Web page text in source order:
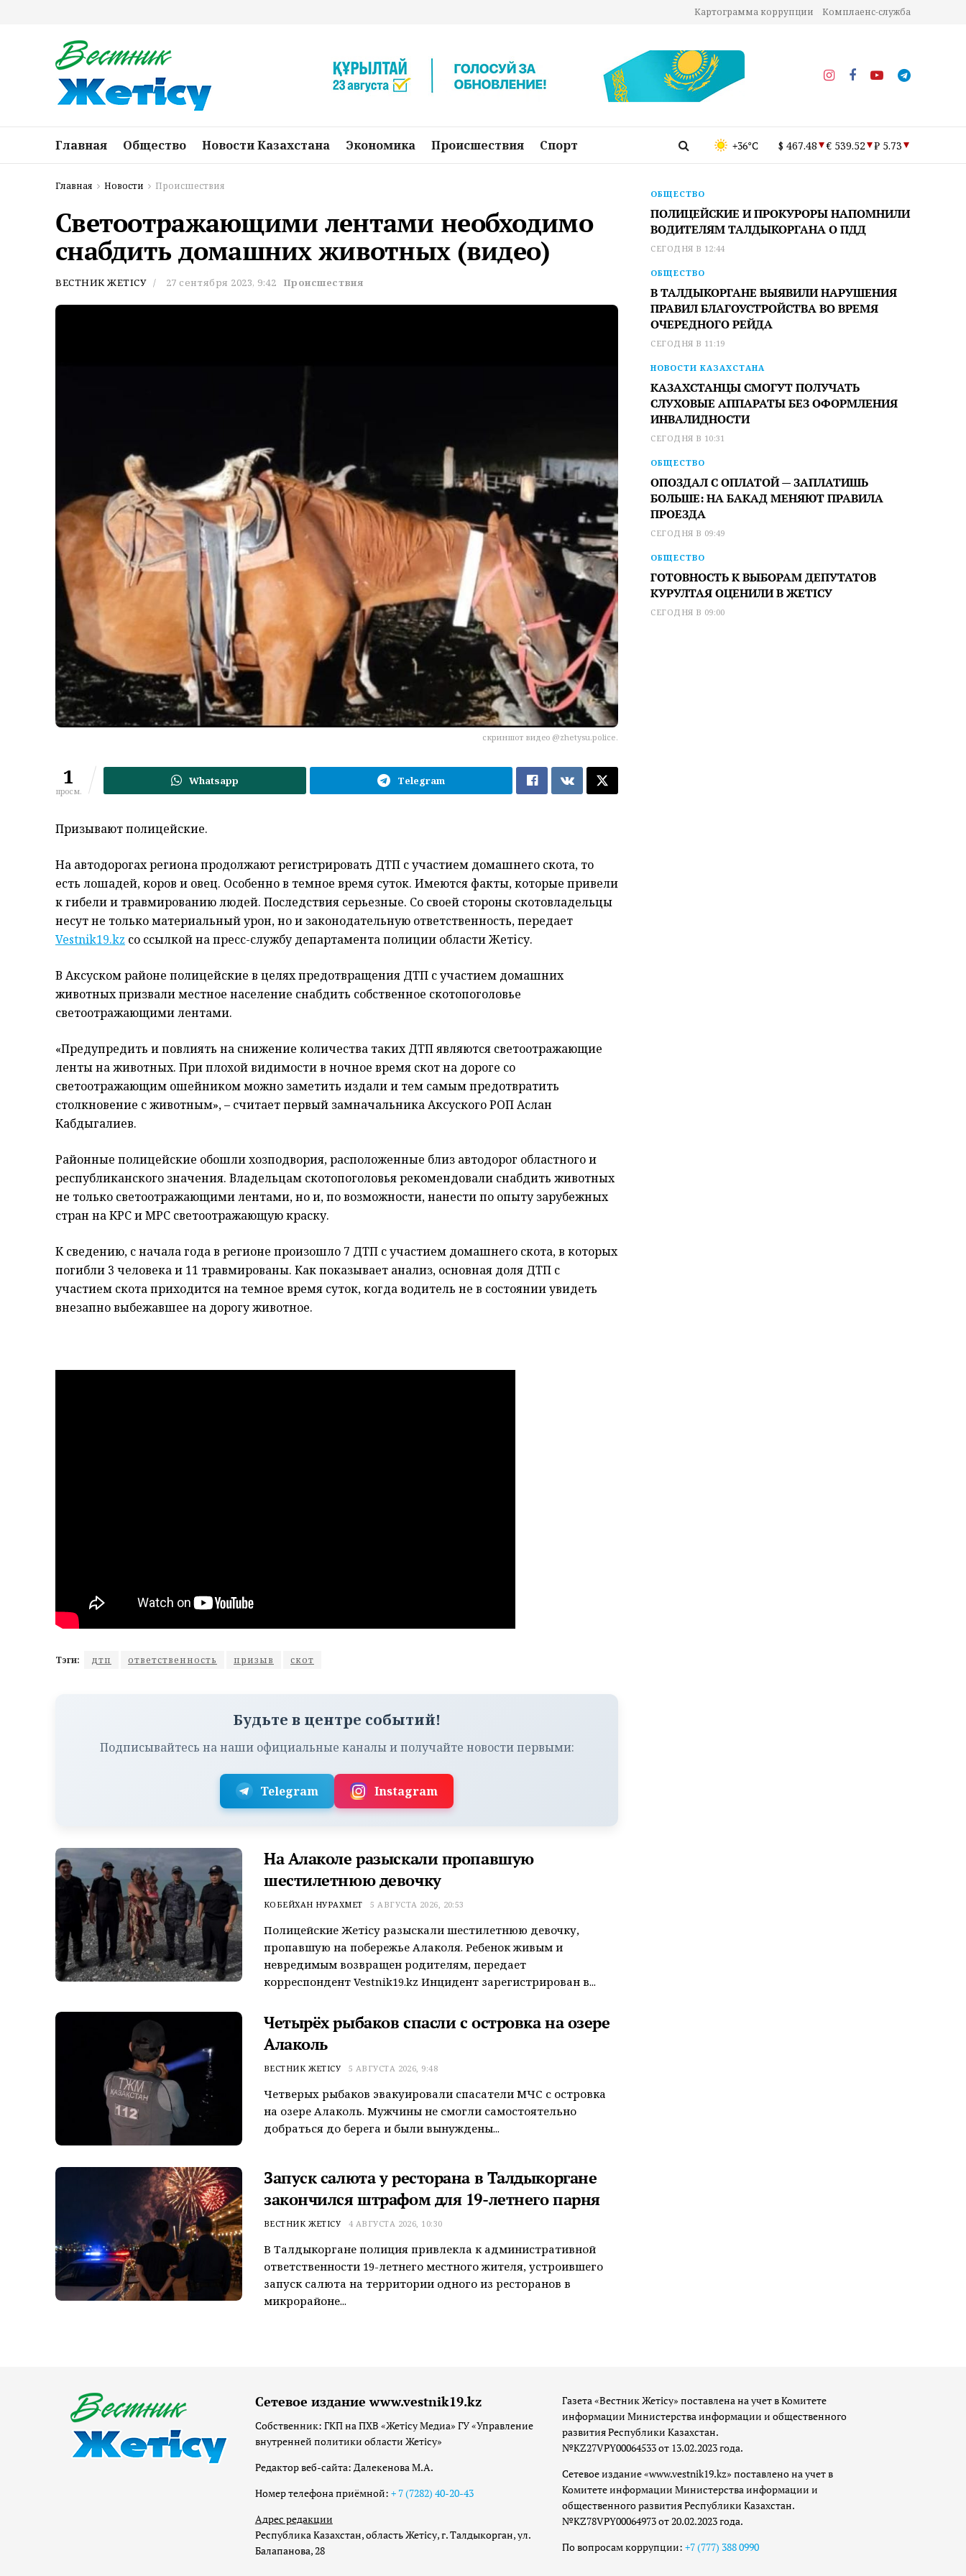
Картограмма коррупции Комплаенс-служба
Главная Общество Новости Казахстана Экономика Происшествия Спорт +36°C $ 467.48 € 539.52 ₽ 5.73
Главная Новости Происшествия
Светоотражающими лентами необходимо
снабдить домашних животных (видео)
ВЕСТНИК ЖЕТІСУ 27 сентября 2023, 9:42 Происшествия
скриншот видео @zhetysu.police.
1
просм.
Whatsapp Telegram
Призывают полицейские.
На автодорогах региона продолжают регистрировать ДТП с участием домашнего скота, то
есть лошадей, коров и овец. Особенно в темное время суток. Имеются факты, которые привели
к гибели и травмированию людей. Последствия серьезные. Со своей стороны скотовладельцы
несут не только материальный урон, но и законодательную ответственность, передает
Vestnik19.kz со ссылкой на пресс-службу департамента полиции области Жетісу.
В Аксуском районе полицейские в целях предотвращения ДТП с участием домашних
животных призвали местное население снабдить собственное скотопоголовье
светоотражающими лентами.
«Предупредить и повлиять на снижение количества таких ДТП являются светоотражающие
ленты на животных. При плохой видимости в ночное время скот на дороге со
светоотражающим ошейником можно заметить издали и тем самым предотвратить
столкновение с животным», – считает первый замначальника Аксуского РОП Аслан
Кабдыгалиев.
Районные полицейские обошли хозподвория, расположенные близ автодорог областного и
республиканского значения. Владельцам скотопоголовья рекомендовали снабдить животных
не только светоотражающими лентами, но и, по возможности, нанести по опыту зарубежных
стран на КРС и МРС светоотражающую краску.
К сведению, с начала года в регионе произошло 7 ДТП с участием домашнего скота, в которых
погибли 3 человека и 11 травмированы. Как показывает анализ, основная доля ДТП с
участием скота приходится на темное время суток, когда водитель не в состоянии увидеть
внезапно выбежавшее на дорогу животное.
Тэги: дтп ответственность призыв скот
Будьте в центре событий!
Подписывайтесь на наши официальные каналы и получайте новости первыми:
Telegram Instagram
На Алаколе разыскали пропавшую
шестилетнюю девочку
КОБЕЙХАН НУРАХМЕТ 5 АВГУСТА 2026, 20:53
Полицейские Жетісу разыскали шестилетнюю девочку,
пропавшую на побережье Алаколя. Ребенок живым и
невредимым возвращен родителям, передает
корреспондент Vestnik19.kz Инцидент зарегистрирован в...
Четырёх рыбаков спасли с островка на озере
Алаколь
ВЕСТНИК ЖЕТІСУ 5 АВГУСТА 2026, 9:48
Четверых рыбаков эвакуировали спасатели МЧС с островка
на озере Алаколь. Мужчины не смогли самостоятельно
добраться до берега и были вынуждены...
Запуск салюта у ресторана в Талдыкоргане
закончился штрафом для 19-летнего парня
ВЕСТНИК ЖЕТІСУ 4 АВГУСТА 2026, 10:30
В Талдыкоргане полиция привлекла к административной
ответственности 19-летнего местного жителя, устроившего
запуск салюта на территории одного из ресторанов в
микрорайоне...
ОБЩЕСТВО
ПОЛИЦЕЙСКИЕ И ПРОКУРОРЫ НАПОМНИЛИ
ВОДИТЕЛЯМ ТАЛДЫКОРГАНА О ПДД
СЕГОДНЯ В 12:44
ОБЩЕСТВО
В ТАЛДЫКОРГАНЕ ВЫЯВИЛИ НАРУШЕНИЯ
ПРАВИЛ БЛАГОУСТРОЙСТВА ВО ВРЕМЯ
ОЧЕРЕДНОГО РЕЙДА
СЕГОДНЯ В 11:19
НОВОСТИ КАЗАХСТАНА
КАЗАХСТАНЦЫ СМОГУТ ПОЛУЧАТЬ
СЛУХОВЫЕ АППАРАТЫ БЕЗ ОФОРМЛЕНИЯ
ИНВАЛИДНОСТИ
СЕГОДНЯ В 10:31
ОБЩЕСТВО
ОПОЗДАЛ С ОПЛАТОЙ — ЗАПЛАТИШЬ
БОЛЬШЕ: НА БАКАД МЕНЯЮТ ПРАВИЛА
ПРОЕЗДА
СЕГОДНЯ В 09:49
ОБЩЕСТВО
ГОТОВНОСТЬ К ВЫБОРАМ ДЕПУТАТОВ
КУРУЛТАЯ ОЦЕНИЛИ В ЖЕТІСУ
СЕГОДНЯ В 09:00
Сетевое издание www.vestnik19.kz
Собственник: ГКП на ПХВ «Жетісу Медиа» ГУ «Управление
внутренней политики области Жетісу»
Редактор веб-сайта: Далекенова М.А.
Номер телефона приёмной: + 7 (7282) 40-20-43
Адрес редакции
Республика Казахстан, область Жетісу, г. Талдыкорган, ул.
Балапанова, 28
Газета «Вестник Жетісу» поставлена на учет в Комитете
информации Министерства информации и общественного
развития Республики Казахстан.
№KZ27VPY00064533 от 13.02.2023 года.
Сетевое издание «www.vestnik19.kz» поставлено на учет в
Комитете информации Министерства информации и
общественного развития Республики Казахстан.
№KZ78VPY00064973 от 20.02.2023 года.
По вопросам коррупции: +7 (777) 388 0990